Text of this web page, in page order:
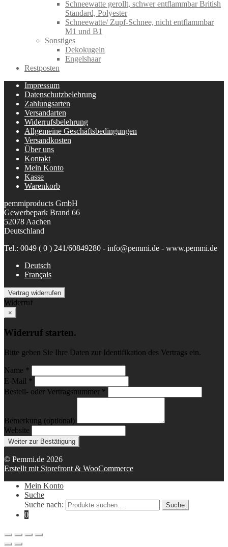
Schneewatte gerollt, schwer entflammbar British
Standard, Polyester
Schneewatte/ Zupf-Schnee, nicht entflammbar
M1 und B1
Sonstiges
Dekokugeln
Engelshaar
Restposten
Impressum
Datenschutzbelehrung
Zahlungsarten
Versandarten
Widerrufsbelehrung
Allgemeine Geschäftsbedingungen
Versandkosten
Über uns
Kontakt
Mein Konto
Kasse
Warenkorb
pemmiproducts GmbH
Gewerbepark Brand 66
52078 Aachen
Deutschland
Tel.: 0049 ( 0 ) 241/60849280 - info@pemmi.de - www.pemmi.de
Deutsch
Français
Vertrag widerrufen
Widerruf
×
Widerruf starten.
Bitte geben Sie Ihre Daten zur Identifikation des Vertrags ein.
Name *
E-Mail *
Bestell- oder Vertragsnummer *
Bemerkung (optional)
Website
Weiter zur Bestätigung
© Pemmi.de 2026
Erstellt mit Storefront & WooCommerce
Mein Konto
Suche
Suche nach:
Suche
0